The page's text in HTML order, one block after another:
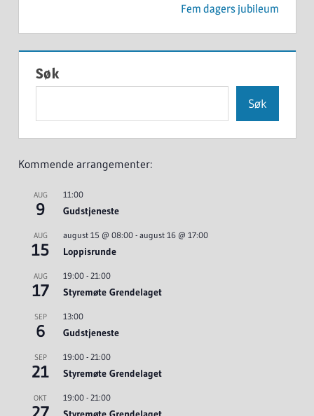
Fem dagers jubileum
Søk
Søk
Kommende arrangementer:
AUG
9
11:00
Gudstjeneste
AUG
15
august 15 @ 08:00- august 16 @ 17:00
Loppisrunde
AUG
17
19:00- 21:00
Styremøte Grendelaget
SEP
6
13:00
Gudstjeneste
SEP
21
19:00- 21:00
Styremøte Grendelaget
OKT
27
19:00- 21:00